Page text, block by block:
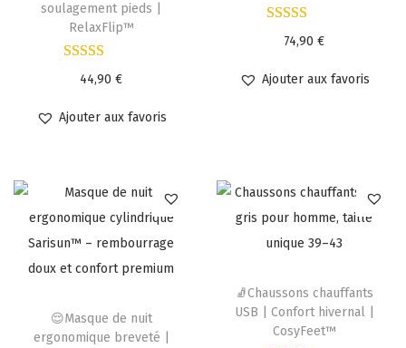
soulagement pieds |
RelaxFlip™
44,90€
Ajouter aux favoris
74,90€
Ajouter aux favoris
😌Masque de nuit
ergonomique breveté |
🧦Chaussons chauffants
USB | Confort hivernal |
CosyFeet™